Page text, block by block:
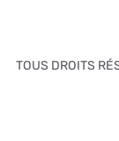
TOUS DROITS